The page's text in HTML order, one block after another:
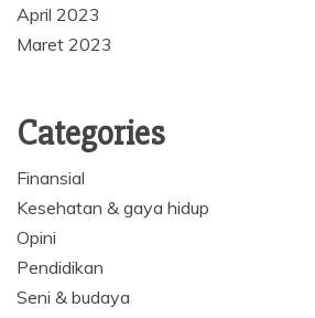
April 2023
Maret 2023
Categories
Finansial
Kesehatan & gaya hidup
Opini
Pendidikan
Seni & budaya